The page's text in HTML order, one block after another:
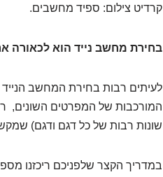
קרדיט צילום: ספיד מחשבים.
בחירת מחשב נייד הוא לכאורה
לעיתים רבות בחירת המחשב
המורכבות של המפרטים השונים,
שונות רבות של כל דגם ודגם)
במדריך הקצר שלפניכם ריכזנו